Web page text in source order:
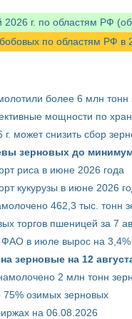
г. по областям РФ
по областям РФ в
более 6 млн тонн
мощности по
г. может снизить сбор
зерновых до
риса в июне 2026 года
кукурузы в июне 2026
462,3 тыс. тонн
торгов пшеницей за 7
ФАО в июле вырос на 3,4%
зерновые на 12
2 млн тонн
75% озимых зерновых
на 06.08.2026